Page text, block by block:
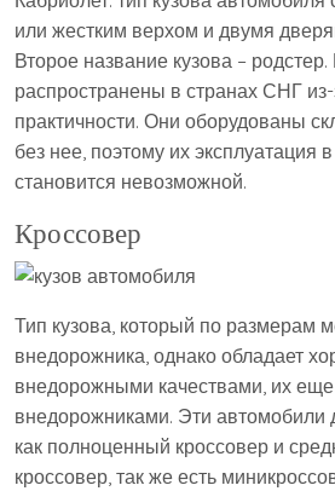
или жестким верхом и двумя
Второе название кузова –
распространены в странах СНГ
практичности. Они оборудованы
без нее, поэтому их эксплуатация
становится невозможной.
Кроссовер
Тип кузова, который по размерам
внедорожника, однако обладает
внедорожными качествами, их
внедорожниками. Эти автомобили
как полноценный кроссовер и
кроссовер, так же есть